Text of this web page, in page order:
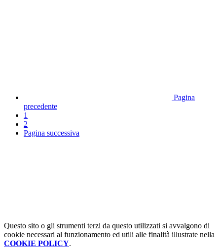
Pagina
precedente
1
2
Pagina successiva
Questo sito o gli strumenti terzi da questo utilizzati si avvalgono di
cookie necessari al funzionamento ed utili alle finalità illustrate nella
COOKIE POLICY.